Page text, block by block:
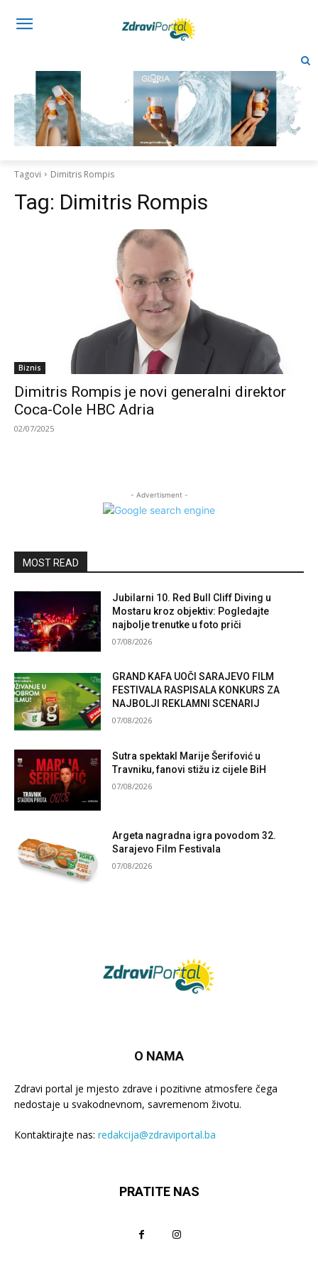
Tagovi Dimitris Rompis
Tag: Dimitris Rompis
Biznis
Dimitris Rompis je novi generalni direktor
Coca-Cole HBC Adria
02/07/2025
- Advertisment -
MOST READ
Jubilarni 10. Red Bull Cliff Diving u
Mostaru kroz objektiv: Pogledajte
najbolje trenutke u foto priči
07/08/2026
GRAND KAFA UOČI SARAJEVO FILM
FESTIVALA RASPISALA KONKURS ZA
NAJBOLJI REKLAMNI SCENARIJ
07/08/2026
Sutra spektakl Marije Šerifović u
Travniku, fanovi stižu iz cijele BiH
07/08/2026
Argeta nagradna igra povodom 32.
Sarajevo Film Festivala
07/08/2026
O NAMA
Zdravi portal je mjesto zdrave i pozitivne atmosfere čega
nedostaje u svakodnevnom, savremenom životu.
Kontaktirajte nas: redakcija@zdraviportal.ba
PRATITE NAS